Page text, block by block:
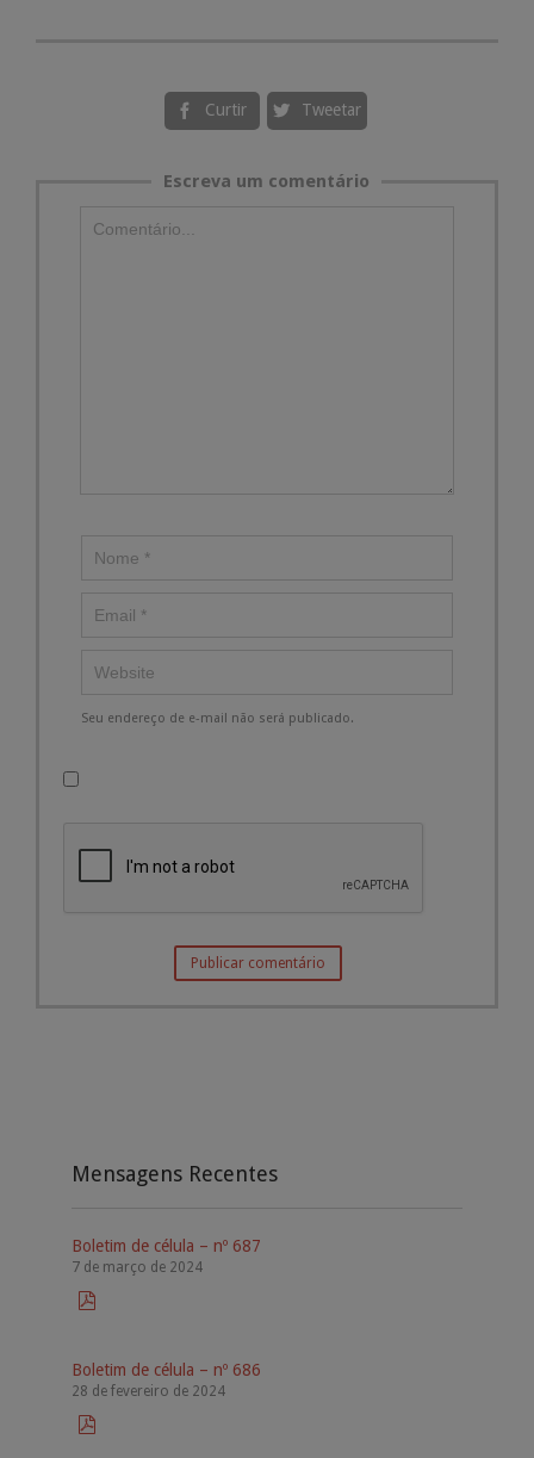
 Curtir  Tweetar
Escreva um comentário
Seu endereço de e-mail não será publicado.
Mensagens Recentes
Boletim de célula – nº 687
7 de março de 2024

Boletim de célula – nº 686
28 de fevereiro de 2024
